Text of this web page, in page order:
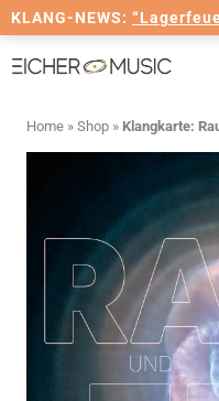
Inhalt
Home » Shop » Klangkarte:
KLANG-NEWS: